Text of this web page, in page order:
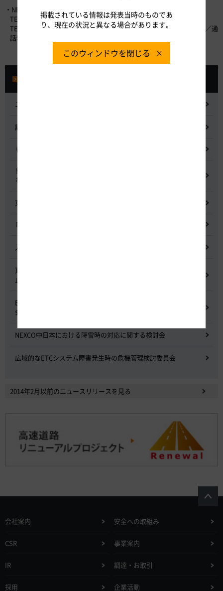
・NEXCO中日本お客さまセンター （24時間365日対応）
TEL：0120-922-229 （フリーダイヤル）
TEL：052-223-0333 （フリーダイヤルがご利用になれないお客さま／通
話料有料）
ニュースリリース
記者会見
都市間高速道路料金割引検討会
鋼少数主桁橋の床版下面吹付コンクリートはく離・落下事象調査
検討委員会
東名高速道路宇利トンネル照明灯具落下事象調査検討会
NEXCO中日本グループの経営上の課題と取組み
入札に係る不正行為に関する調査及び再発防止のための委員会
東名高速道路 中吉田高架橋 塗装塗替え工事による火災事故再発防
止委員会
E20 中央道を跨ぐ橋梁の耐震補強工事施工不良に関する調査委員
会
NEXCO中日本における降雪時の対応に関する検討会
広域的なETCシステム障害発生時の危機管理検討委員会
2014年2月以前のニュースリリースを見る
会社案内 安全への取組み
CSR 事業案内
IR 調達・お取引
採用 企業活動
掲載されている情報は発表当時のものであ
り、現在の状況と異なる場合があります。
このウィンドウを閉じる